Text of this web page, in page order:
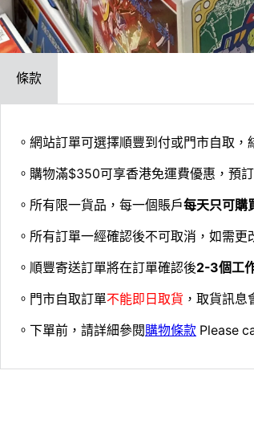
條款
。網站訂單可選擇順豐到付或門市自取
。購物滿$350可享香港免運費優惠，預
。所有限一貨品，每一個賬戶每天只可購
。所有訂單一經確認後不可取消，如需
。順豐寄送訂單將在訂單確認後2-3個工
。門市自取訂單不能即日取貨 ，取貨訊息
。下單前，請詳細參閱購物條款 Please